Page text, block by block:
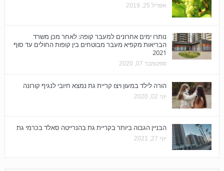
אפריל 25, 2019
נותרו ימים אחרונים למעבר קופה: לאחר מכן משרד
הבריאות מקפיא מעבר מבוטחים בין קופות החולים עד סוף
2021
ספטמבר 07, 2020
הורה לילד במעון ויצו קריית גת נמצא חיובי לנגיף קורונה
יוני 02, 2020
הבניין הגבוה ביותר בקריית גת בהנרייטה סאלד בכרמי גת
יוני 27, 2021